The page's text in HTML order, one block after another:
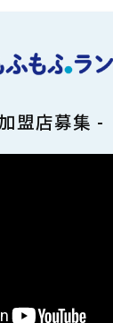
盟店募集 -